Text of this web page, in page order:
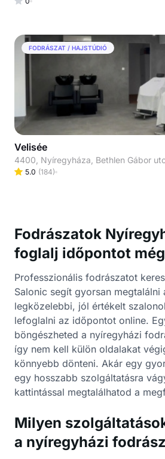
FODRÁSZAT / HAJSTÚDIÓ
Velisée
4400, Nyíregyháza, Bethlen Gábor
5.0 (184)
Fodrászatok
foglalj időpontot
Professzionális fodrászatot
Salonic segít gyorsan megtalálni
legközelebbi, jól értékelt
lefoglalni az időpontot online.
böngészheted a nyíregyházi
így nem kell külön oldalakat
könnyebb dönteni. Akár egy
egy hosszabb szolgáltatásra
kattintással megtalálhatod a
Milyen
a nyíregyházi